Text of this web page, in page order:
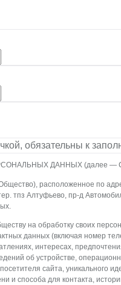
обязательны к
ДАННЫХ (далее —
расположенное по
тпз Алтуфьево, пр-д
на обработку своих
данных (включая номер
интересах,
об устройстве,
сайта, уникального
и способа для контакта,